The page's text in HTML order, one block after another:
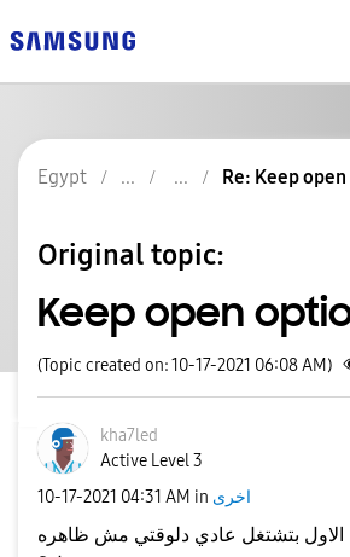
Egypt Re: Keep
Original topic:
Keep open
(Topic created on: 10-17-2021 06:08 AM)
kha7led
Active Level 3
‎10-17-2021 04:31 AM in اخرى
الاول بتشتغل عادي دلوقتي مش ظاهره